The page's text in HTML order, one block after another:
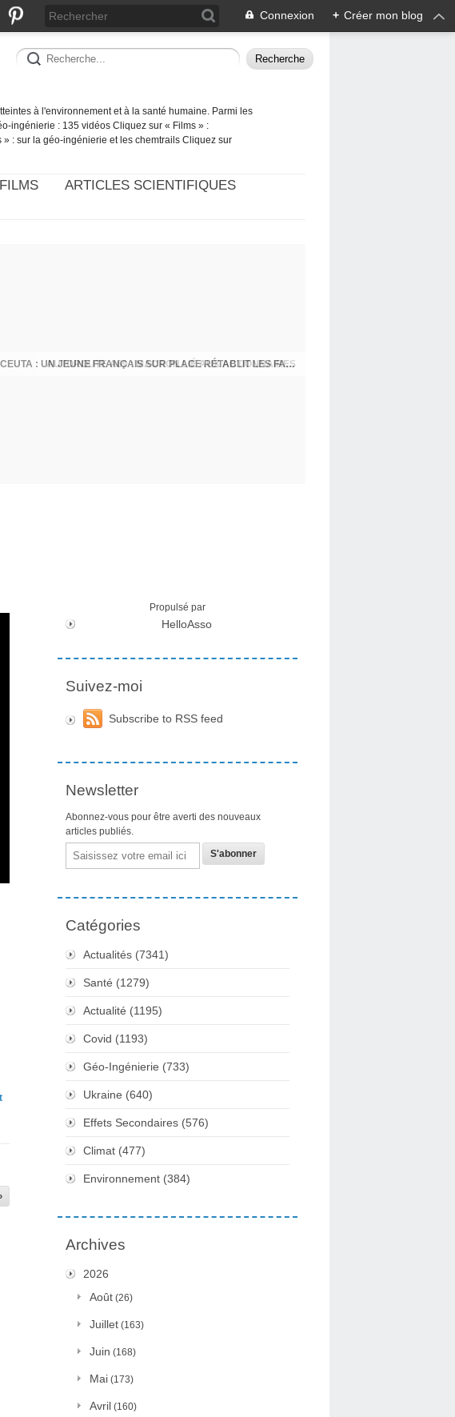
Connexion + Créer mon blog
à l'environnement et à la santé humaine. Parmi les
ingénierie : 135 vidéos Cliquez sur « Films » :
: sur la géo-ingénierie et les chemtrails Cliquez sur
FILMS
ARTICLES SCIENTIFIQUES
CRISE MIGRATOIRE À CEUTA : UN JEUNE FRANÇAIS SUR PLACE RÉTABLIT LES FAITS ! - RAPHAËL AYMA
Propulsé par
HelloAsso
Suivez-moi
Subscribe to RSS feed
Newsletter
Abonnez-vous pour être averti des nouveaux
articles publiés.
Email
Catégories
Actualités (7341)
Santé (1279)
Actualité (1195)
Covid (1193)
Géo-Ingénierie (733)
Ukraine (640)
Effets Secondaires (576)
Climat (477)
Environnement (384)
Archives
2026
Août (26)
Juillet (163)
Juin (168)
Mai (173)
Avril (160)